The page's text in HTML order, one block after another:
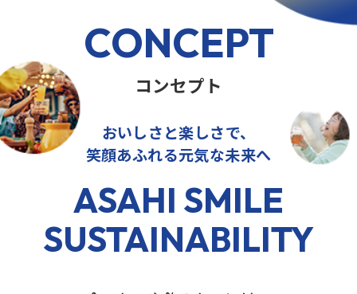
CONCEPT
コンセプト
おいしさと楽しさで、
笑顔あふれる元気な未来へ
ASAHI SMILE
SUSTAINABILITY